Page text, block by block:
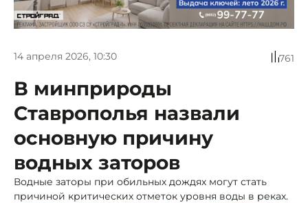
14 апреля 2026, 10:30 761
В минприроды
Ставрополья назвали
основную причину
водных заторов
Водные заторы при обильных дождях могут стать
причиной критических отметок уровня воды в реках.